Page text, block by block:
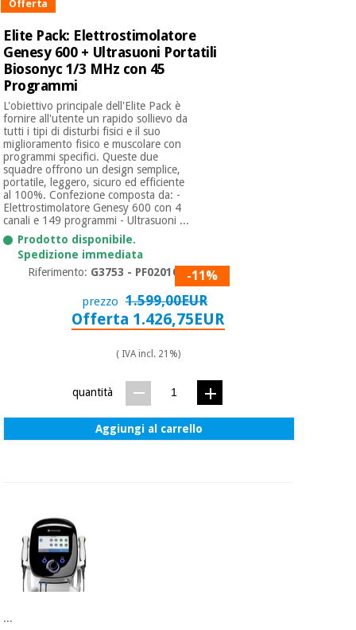
Offerta
Elite Pack: Elettrostimolatore
Genesy 600 + Ultrasuoni Portatili
Biosonyc 1/3 MHz con 45
Programmi
L'obiettivo principale dell'Elite Pack è
fornire all'utente un rapido sollievo da
tutti i tipi di disturbi fisici e il suo
miglioramento fisico e muscolare con
programmi specifici. Queste due
squadre offrono un design semplice,
portatile, leggero, sicuro ed efficiente
al 100%. Confezione composta da: -
Elettrostimolatore Genesy 600 con 4
canali e 149 programmi - Ultrasuoni ...
Prodotto disponibile.
Spedizione immediata
Riferimento: G3753 - PF0201009-11%
prezzo 1.599,00EUR
Offerta 1.426,75EUR
( IVA incl. 21%)
quantità
Aggiungi al carrello
...